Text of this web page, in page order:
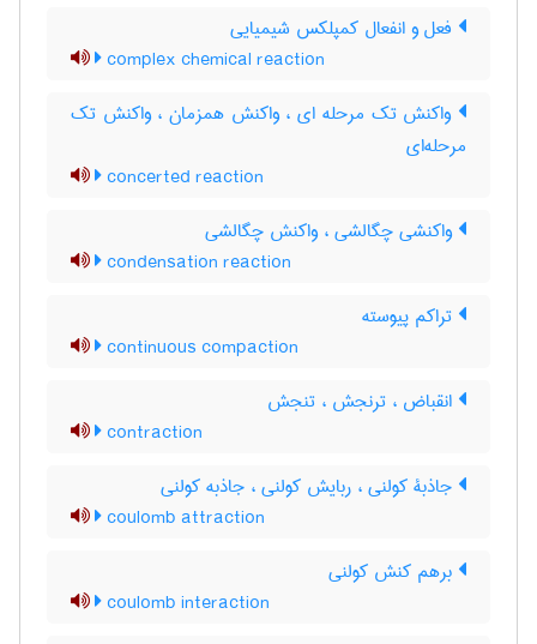
فعل و انفعال کمپلکس شیمیایی
complex chemical reaction
واکنش تک مرحله ای ، واکنش همزمان ، واکنش تک
مرحله‌ای
concerted reaction
واکنشی چگالشی ، واکنش چگالشی
condensation reaction
تراکم پیوسته
continuous compaction
انقباض ، ترنجش ، تنجش
contraction
جاذبۀ کولنی ، ربایش کولنی ، جاذبه کولنی
coulomb attraction
برهم کنش کولنی
coulomb interaction